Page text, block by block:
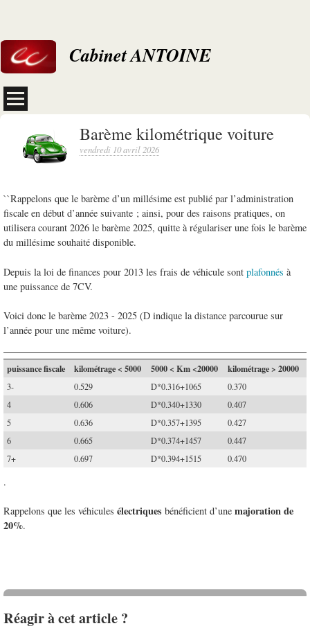
Cabinet ANTOINE
Barème kilométrique voiture
vendredi 10 avril 2026
``Rappelons que le barème d’un millésime est publié par l’administration
fiscale en début d’année suivante ; ainsi, pour des raisons pratiques, on
utilisera courant 2026 le barème 2025, quitte à régulariser une fois le barème
du millésime souhaité disponible.
Depuis la loi de finances pour 2013 les frais de véhicule sont plafonnés à
une puissance de 7CV.
Voici donc le barème 2023 - 2025 (D indique la distance parcourue sur
l’année pour une même voiture).
puissance fiscale kilométrage < 5000 5000 < Km <20000 kilométrage > 20000
3- 0.529 D*0.316+1065
0.370
4
0.606 D*0.340+1330
0.407
5
0.636 D*0.357+1395
0.427
6
0.665 D*0.374+1457
0.447
7+
0.697 D*0.394+1515 0.470
.
Rappelons que les véhicules électriques bénéficient d’une majoration de
20%.
Réagir à cet article ?